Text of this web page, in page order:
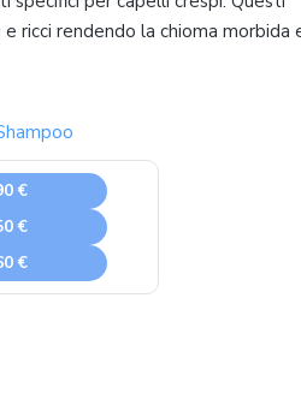
ricci rendendo la chioma morbida
€
€
€